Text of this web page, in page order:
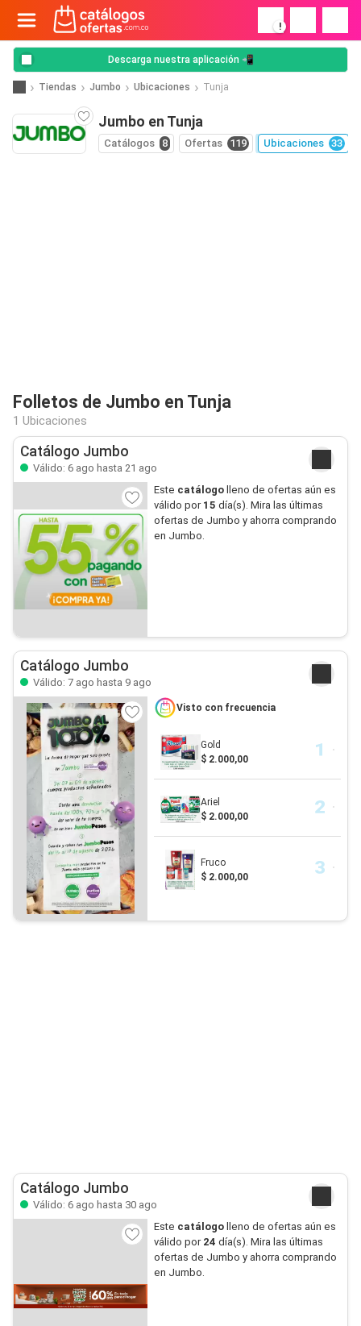
!
Descarga nuestra aplicación 📲
Tiendas Jumbo Ubicaciones Tunja
Jumbo en Tunja
Catálogos 8 Ofertas 119 Ubicaciones 33
Folletos de Jumbo en Tunja
1 Ubicaciones
Catálogo Jumbo
Válido: 6 ago hasta 21 ago
Este catálogolleno de ofertas aún es
válido por 15 día(s). Mira las últimas
ofertas de Jumbo y ahorra comprando
en Jumbo.
Catálogo Jumbo
Válido: 7 ago hasta 9 ago
Visto con frecuencia
Gold
$ 2.000,00
Ariel
$ 2.000,00
Fruco
$ 2.000,00
Catálogo Jumbo
Válido: 6 ago hasta 30 ago
Este catálogolleno de ofertas aún es
válido por 24 día(s). Mira las últimas
ofertas de Jumbo y ahorra comprando
en Jumbo.